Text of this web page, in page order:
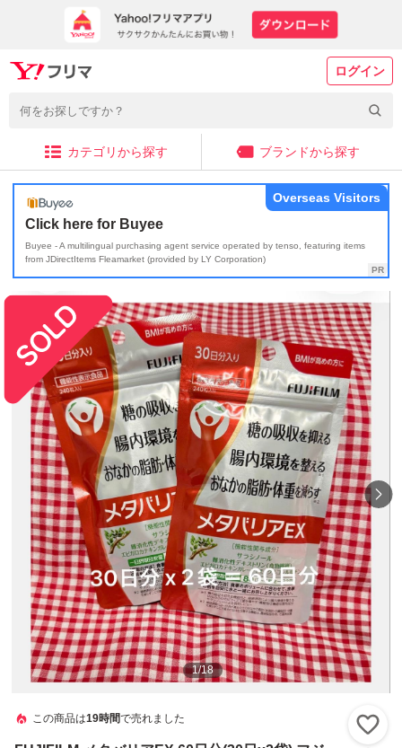
ログイン
カテゴリから探す ブランドから探す
Click here for Buyee
Buyee - A multilingual purchasing agent service operated by tenso, featuring items
from JDirectItems Fleamarket (provided by LY Corporation)
Overseas Visitors
1/18
この商品は19時間で売れました